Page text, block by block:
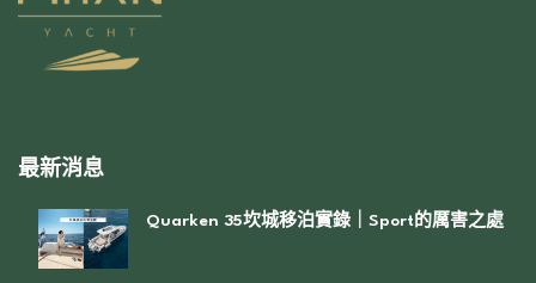
最新消息
Quarken 35坎城移泊實錄｜Sport的厲害之處